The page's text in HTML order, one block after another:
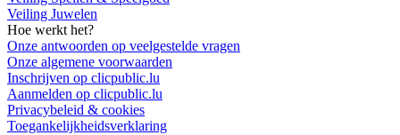
Veiling Juwelen
Hoe werkt het?
Onze antwoorden op veelgestelde vragen
Onze algemene voorwaarden
Inschrijven op clicpublic.lu
Aanmelden op clicpublic.lu
Privacybeleid & cookies
Toegankelijkheidsverklaring